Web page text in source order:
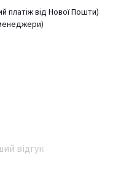
платіж від Нової Пошти)
відгук